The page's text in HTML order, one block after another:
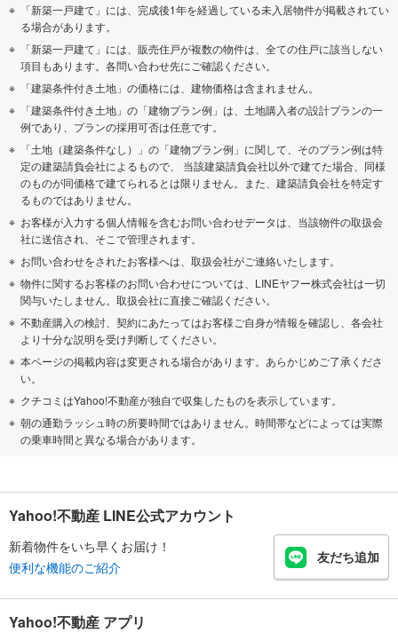
「新築一戸建て」には、完成後1年を経過している未入居物件が掲載されてい
る場合があります。
「新築一戸建て」には、販売住戸が複数の物件は、全ての住戸に該当しない
項目もあります。各問い合わせ先にご確認ください。
「建築条件付き土地」の価格には、建物価格は含まれません。
「建築条件付き土地」の「建物プラン例」は、土地購入者の設計プランの一
例であり、プランの採用可否は任意です。
「土地（建築条件なし）」の「建物プラン例」に関して、そのプラン例は特
定の建築請負会社によるもので、 当該建築請負会社以外で建てた場合、同様
のものが同価格で建てられるとは限りません。また、建築請負会社を特定す
るものではありません。
お客様が入力する個人情報を含むお問い合わせデータは、当該物件の取扱会
社に送信され、そこで管理されます。
お問い合わせをされたお客様へは、取扱会社がご連絡いたします。
物件に関するお客様のお問い合わせについては、LINEヤフー株式会社は一切
関与いたしません。取扱会社に直接ご確認ください。
不動産購入の検討、契約にあたってはお客様ご自身が情報を確認し、各会社
より十分な説明を受け判断してください。
本ページの掲載内容は変更される場合があります。あらかじめご了承くださ
い。
クチコミはYahoo!不動産が独自で収集したものを表示しています。
朝の通勤ラッシュ時の所要時間ではありません。時間帯などによっては実際
の乗車時間と異なる場合があります。
Yahoo!不動産 LINE公式アカウント
新着物件をいち早くお届け！
便利な機能のご紹介
友だち追加
Yahoo!不動産 アプリ